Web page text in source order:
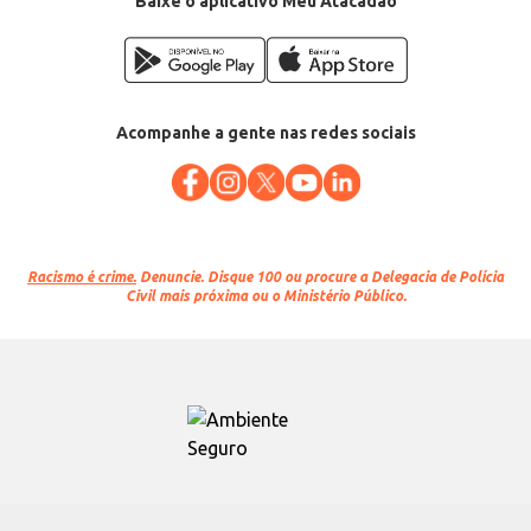
Acompanhe a gente nas redes sociais
Racismo é crime. Denuncie. Disque 100 ou procure a Delegacia de Polícia
Civil mais próxima ou o Ministério Público.